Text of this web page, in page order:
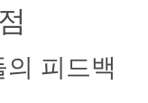
피드백